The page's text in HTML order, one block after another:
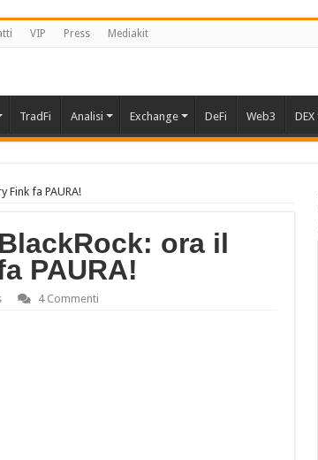
VIP Press Mediakit
TradFi Analisi Exchange DeFi Web3 DEX
Fink fa PAURA!
ora il
PAURA!
4 Commenti